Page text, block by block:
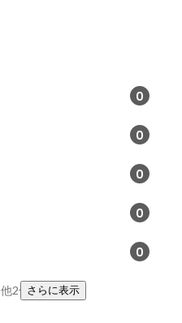
0
0
0
0
0
他2件さらに表示